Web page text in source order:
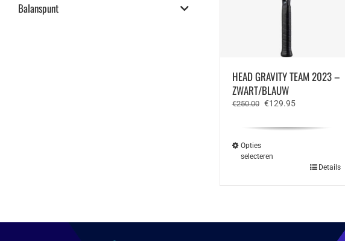
Balanspunt
HEAD GRAVITY TEAM 2023 –
ZWART/BLAUW
€250.00 Oorspronkelijke
was:
€129.95Huidige
is:
Opties
selecteren
Details